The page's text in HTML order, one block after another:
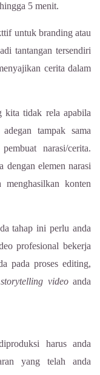
5 menit.
untuk branding atau
tantangan tersendiri
cerita dalam
kita tidak rela apabila
tampak sama
narasi/cerita.
dengan elemen narasi
konten
tahap ini perlu anda
profesional bekerja
pada proses editing,
storytelling videoanda
harus anda
yang telah anda